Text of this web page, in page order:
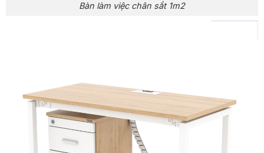
Bàn làm việc chân sắt 1m2